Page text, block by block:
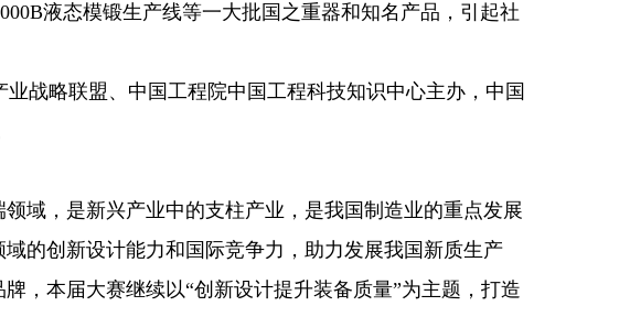
液态模锻生产线等一大批国之重器和知名产品，引起社
战略联盟、中国工程院中国工程科技知识中心主办，中国
，是新兴产业中的支柱产业，是我国制造业的重点发展
的创新设计能力和国际竞争力，助力发展我国新质生产
，本届大赛继续以“创新设计提升装备质量”为主题，打造